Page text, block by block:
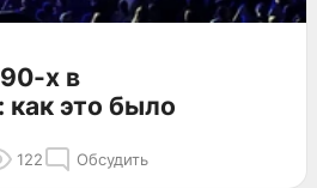
х в
как это было
122 Обсудить